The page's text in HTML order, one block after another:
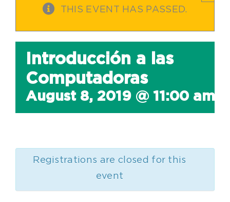
THIS EVENT HAS PASSED.
Introducción a las
Computadoras
August 8, 2019 @ 11:00 am
Registrations are closed for this
event